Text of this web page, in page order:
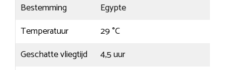
Bestemming
Egypte
Temperatuur
29 °C
Geschatte vliegtijd
4,5 uur